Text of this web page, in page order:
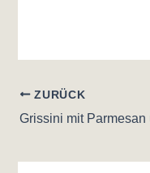
ZURÜCK
Grissini mit Parmesan